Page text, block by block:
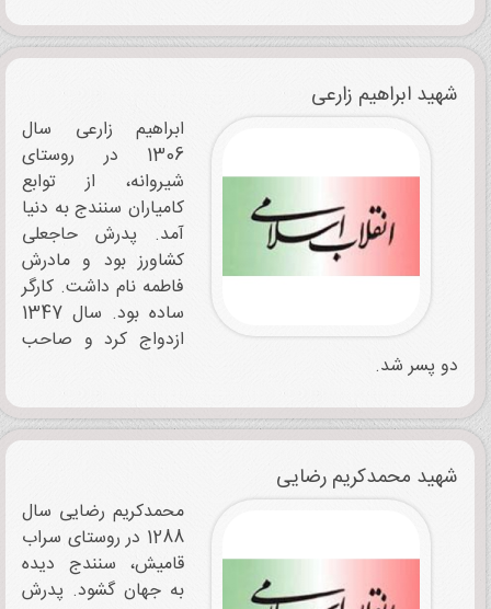
شهید ابراهیم زارعی
ابراهیم زارعی سال
1306 در روستای
شیروانه، از توابع
کامیاران سنندج به دنیا
آمد. پدرش حاجعلی‌
کشاورز بود و مادرش
فاطمه نام داشت. کارگر
ساده بود. سال 1347
ازدواج ‌کرد و صاحب
دو پسر شد.
شهید محمدکریم رضایی
محمدکریم رضایی سال
1288 در روستای سراب
قامیش، سنندج دیده
به جهان گشود. پدرش